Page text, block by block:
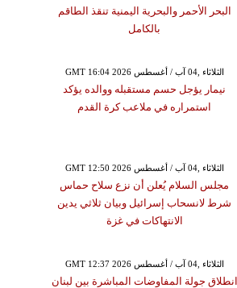
البحر الأحمر والبحرية اليمنية تنقذ الطاقم
بالكامل
GMT 16:04 2026 الثلاثاء ,04 آب / أغسطس
نيمار يؤجل حسم مستقبله ووالده يؤكد
استمراره في ملاعب كرة القدم
GMT 12:50 2026 الثلاثاء ,04 آب / أغسطس
مجلس السلام يُعلن أن نزع سلاح حماس
شرط لانسحاب إسرائيل وبيان ثلاثي يدين
الانتهاكات في غزة
GMT 12:37 2026 الثلاثاء ,04 آب / أغسطس
انطلاق جولة المفاوضات المباشرة بين لبنان